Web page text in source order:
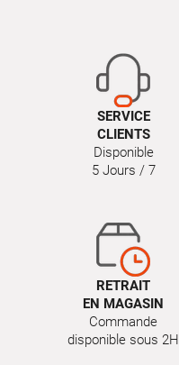
SERVICE
CLIENTS
Disponible
5 Jours / 7
RETRAIT
EN MAGASIN
Commande
disponible sous 2H